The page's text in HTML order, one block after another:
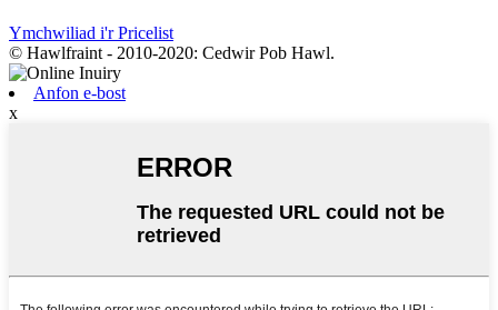
Ymchwiliad i'r Pricelist
© Hawlfraint - 2010-2020: Cedwir Pob Hawl.
Anfon e-bost
x